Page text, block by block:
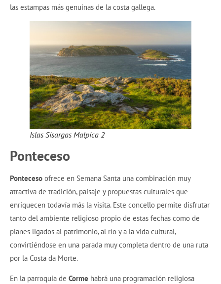
las estampas más genuinas de la costa gallega.
Islas Sisargas Malpica 2
Ponteceso
Ponteceso ofrece en Semana Santa una combinación muy
atractiva de tradición, paisaje y propuestas culturales que
enriquecen todavía más la visita. Este concello permite disfrutar
tanto del ambiente religioso propio de estas fechas como de
planes ligados al patrimonio, al río y a la vida cultural,
convirtiéndose en una parada muy completa dentro de una ruta
por la Costa da Morte.
En la parroquia de Corme habrá una programación religiosa